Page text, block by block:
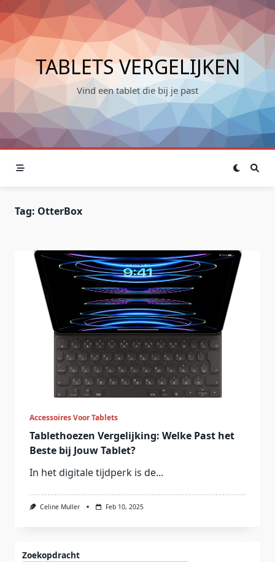
Skip
to
content
TABLETS VERGELIJKEN
Vind een tablet die bij je past
Tag: OtterBox
Accessoires Voor Tablets
Tablethoezen Vergelijking: Welke Past het
Beste bij Jouw Tablet?
In het digitale tijdperk is de...
Celine Muller Feb 10, 2025
Zoekopdracht